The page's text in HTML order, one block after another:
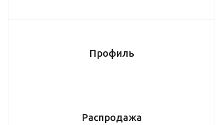
Профиль
Распродажа